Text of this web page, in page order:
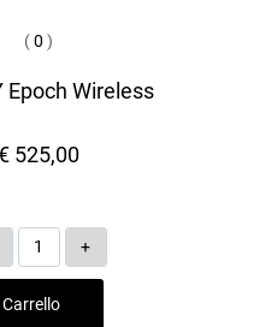
(0 )
Epoch Wireless
525,00
Quantità